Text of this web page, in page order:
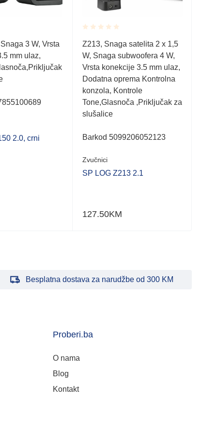
3 W, Vrsta
mm ulaz,
2.0, crni
Rated
0.001
out
of
5
Z213, Snaga satelita 2 x 1,5
W, Snaga subwoofera 4 W,
Vrsta konekcije 3.5 mm ulaz,
Dodatna oprema Kontrolna
konzola, Kontrole
Tone,Glasnoča ,Priključak za
slušalice
Barkod 5099206052123
Zvučnici
SP LOG Z213 2.1
127.50KM
Besplatna dostava za narudžbe od 300 KM
Proberi.ba
O nama
Blog
Kontakt